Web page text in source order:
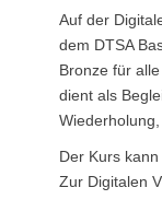
Auf der
dem DTSA
Bronze für
dient als
Der Kurs
Zur Digitalen